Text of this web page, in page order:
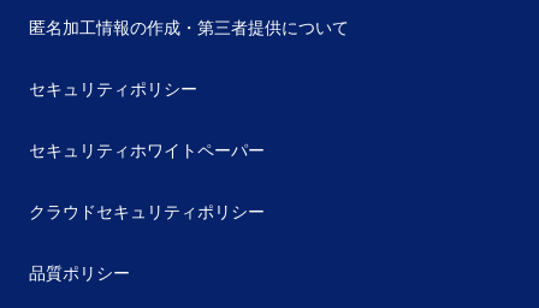
匿名加工情報の作成・第三者提供について
セキュリティポリシー
セキュリティホワイトペーパー
クラウドセキュリティポリシー
品質ポリシー